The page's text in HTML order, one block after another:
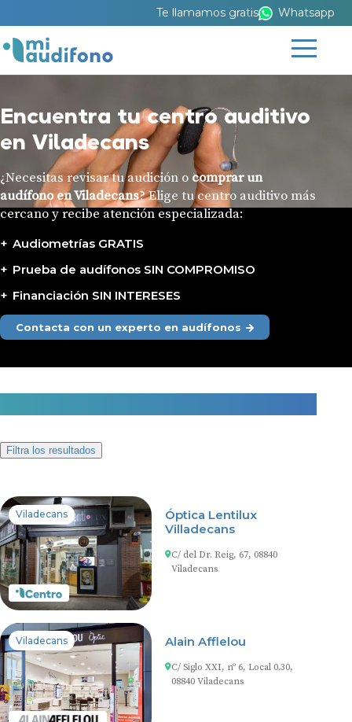
Te llamamos gratis Whatsapp
Encuentra tu centro auditivo
en Viladecans
¿Necesitas revisar tu audición o comprar un
audífono en Viladecans? Elige tu centro auditivo más
cercano y recibe atención especializada:
Audiometrías GRATIS
Prueba de audífonos SIN COMPROMISO
Financiación SIN INTERESES
Contacta con un experto en audífonos
2 centros auditivos en Viladecans
Filtra los resultados
Viladecans
Óptica Lentilux
Villadecans
C/ del Dr. Reig, 67, 08840
Viladecans
Viladecans Alain Afflelou
C/ Siglo XXI, nº 6, Local 0.30,
08840 Viladecans